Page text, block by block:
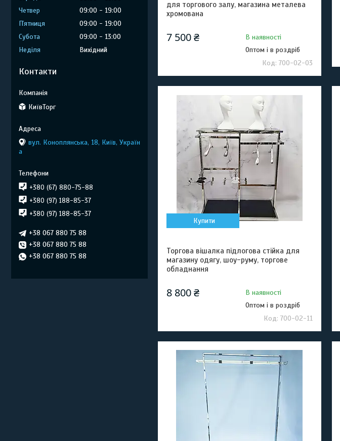
для торгового залу, магазина металева
хромована
7 500 ₴
В наявності
Оптом і в роздріб
700-02-03
Купити
Торгова вішалка підлогова стійка для
магазину одягу, шоу-руму, торгове
обладнання
8 800 ₴
В наявності
Оптом і в роздріб
700-02-11
Четвер
09:00
19:00
Пʼятниця
09:00
19:00
Субота
09:00
13:00
Неділя
Вихідний
Контакти
КиївТорг
вул. Коноплянська, 18, Київ, Україн
а
+380 (67) 880-75-88
+380 (97) 188-85-37
+380 (97) 188-85-37
+38 067 880 75 88
+38 067 880 75 88
+38 067 880 75 88